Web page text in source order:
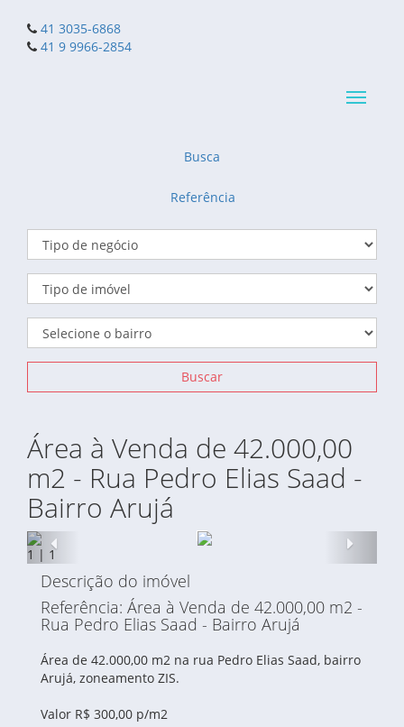
41 3035-6868
41 9 9966-2854
Busca
Referência
Buscar
Área à Venda de 42.000,00
m2 - Rua Pedro Elias Saad -
Bairro Arujá
Anterior
1 | 1
Descrição do imóvel
Referência: Área à Venda de 42.000,00 m2 -
Rua Pedro Elias Saad - Bairro Arujá
Área de 42.000,00 m2 na rua Pedro Elias Saad, bairro
Arujá, zoneamento ZIS.
Valor R$ 300,00 p/m2